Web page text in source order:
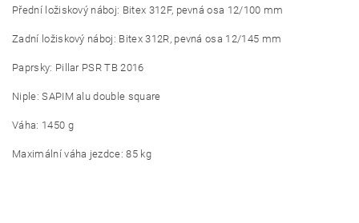
Přední ložiskový náboj: Bitex 312F, pevná osa 12/100 mm
Zadní ložiskový náboj: Bitex 312R, pevná osa 12/145 mm
Paprsky: Pillar PSR TB 2016
Niple: SAPIM alu double square
Váha: 1450 g
Maximální váha jezdce: 85 kg